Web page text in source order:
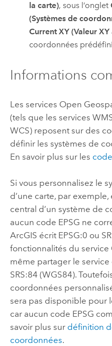
la carte), sous l’onglet
(Systèmes de
Current XY (Valeur
coordonnées
Informations
Les services Open
(tels que les services
WCS) reposent sur des
définir les systèmes de
En savoir plus sur les
Si vous personnalisez le
d’une carte, par
central d’un système de
aucun code EPSG ne
ArcGIS écrit EPSG:0 ou
fonctionnalités du service
même partager le
SRS:84 (WGS84).
coordonnées
sera pas disponible pour
car aucun code EPSG
savoir plus sur définition
coordonnées.